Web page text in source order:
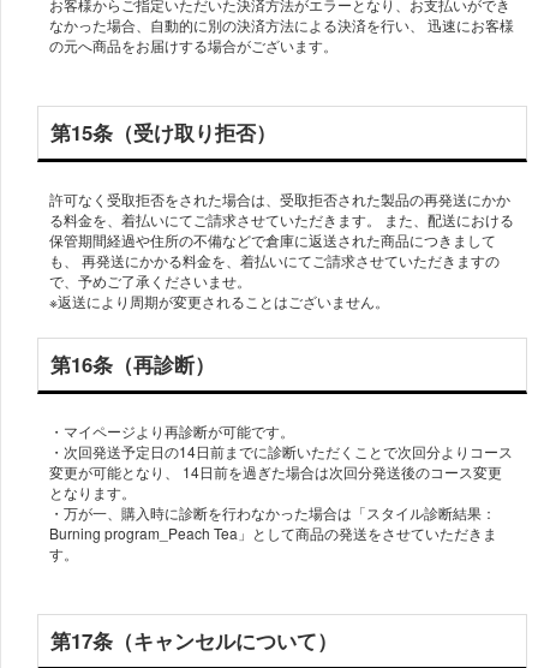
お客様からご指定いただいた決済方法がエラーとなり、お支払いができ
なかった場合、自動的に別の決済方法による決済を行い、 迅速にお客様
の元へ商品をお届けする場合がございます。
第15条（受け取り拒否）
許可なく受取拒否をされた場合は、受取拒否された製品の再発送にかか
る料金を、着払いにてご請求させていただきます。 また、配送における
保管期間経過や住所の不備などで倉庫に返送された商品につきまして
も、 再発送にかかる料金を、着払いにてご請求させていただきますの
で、予めご了承くださいませ。
第16条（再診断）
・マイページより再診断が可能です。
・次回発送予定日の14日前までに診断いただくことで次回分よりコース
変更が可能となり、 14日前を過ぎた場合は次回分発送後のコース変更
となります。
・万が一、購入時に診断を行わなかった場合は「スタイル診断結果：
Burning program_Peach Tea」として商品の発送をさせていただきま
第17条（キャンセルについて）